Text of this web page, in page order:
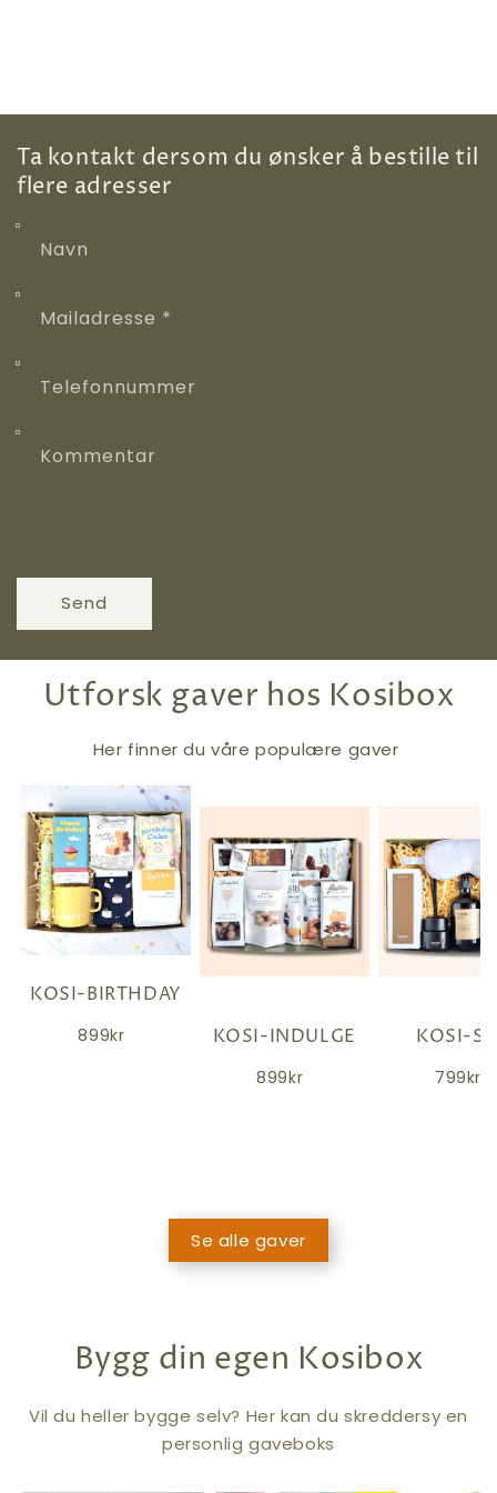
Ta kontakt dersom du ønsker å bestille til
flere adresser
Navn
Mailadresse *
Telefonnummer
Kommentar
Send
Utforsk gaver hos Kosibox
Her finner du våre populære gaver
KOSI-BIRTHDAY
899kr KOSI-INDULGE
899kr
KOSI-
799kr
Se alle gaver
Bygg din egen Kosibox
Vil du heller bygge selv? Her kan du skreddersy en
personlig gaveboks